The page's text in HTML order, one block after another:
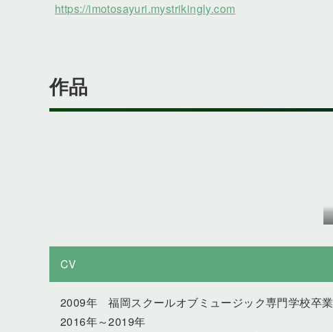
https://imotosayuri.mystrikingly.com
作品
CV
2009年 福岡スクールオブミュージック専門学校卒業
2016年～2019年